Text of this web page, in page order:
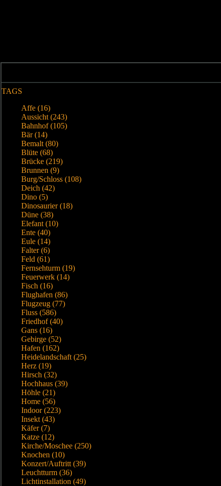
TAGS
Affe (16)
Aussicht (243)
Bahnhof (105)
Bär (14)
Bemalt (80)
Blüte (68)
Brücke (219)
Brunnen (9)
Burg/Schloss (108)
Deich (42)
Dino (5)
Dinosaurier (18)
Düne (38)
Elefant (10)
Ente (40)
Eule (14)
Falter (6)
Feld (61)
Fernsehturm (19)
Feuerwerk (14)
Fisch (16)
Flughafen (86)
Flugzeug (77)
Fluss (586)
Friedhof (40)
Gans (16)
Gebirge (52)
Hafen (162)
Heidelandschaft (25)
Herz (19)
Hirsch (32)
Hochhaus (39)
Höhle (21)
Home (56)
Indoor (223)
Insekt (43)
Käfer (7)
Katze (12)
Kirche/Moschee (250)
Knochen (10)
Konzert/Auftritt (39)
Leuchtturm (36)
Lichtinstallation (49)